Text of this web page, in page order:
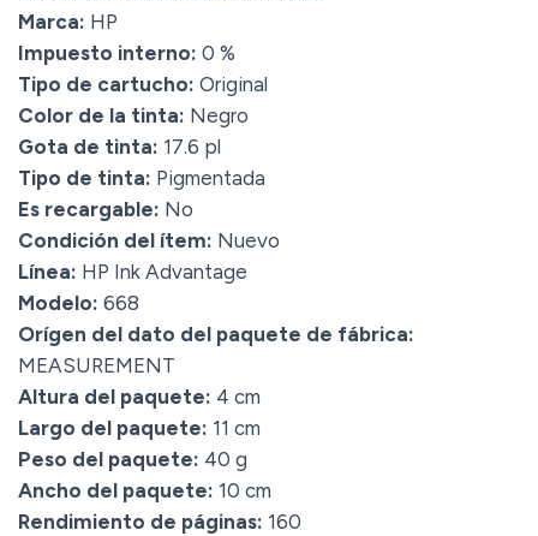
Marca: HP
Impuesto interno: 0 %
Tipo de cartucho: Original
Color de la tinta: Negro
Gota de tinta: 17.6 pl
Tipo de tinta: Pigmentada
Es recargable: No
Condición del ítem: Nuevo
Línea: HP Ink Advantage
Modelo: 668
Orígen del dato del paquete de fábrica:
MEASUREMENT
Altura del paquete: 4 cm
Largo del paquete: 11 cm
Peso del paquete: 40 g
Ancho del paquete: 10 cm
Rendimiento de páginas: 160